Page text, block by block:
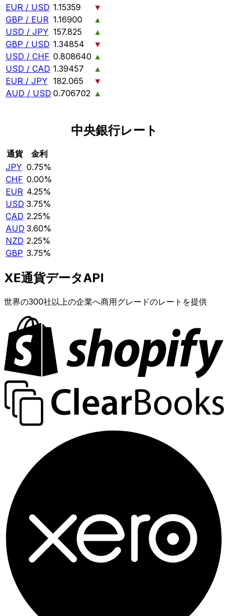
EUR / USD 1.15359
▼
GBP / EUR 1.16900
▲
USD / JPY 157.825
▲
GBP / USD 1.34854
▼
USD / CHF 0.808640 ▲
USD / CAD 1.39457
▲
EUR / JPY 182.065
▼
AUD / USD 0.706702 ▲
中央銀行レート
通貨
金利
JPY 0.75%
CHF 0.00%
EUR 4.25%
USD 3.75%
CAD 2.25%
AUD 3.60%
NZD 2.25%
GBP 3.75%
XE通貨データAPI
世界の300社以上の企業へ商用グレードのレートを提供